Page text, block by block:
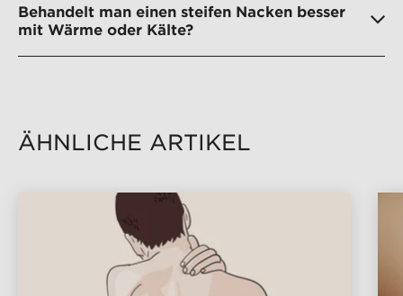
Behandelt man einen steifen Nacken besser
mit Wärme oder Kälte?
ÄHNLICHE ARTIKEL